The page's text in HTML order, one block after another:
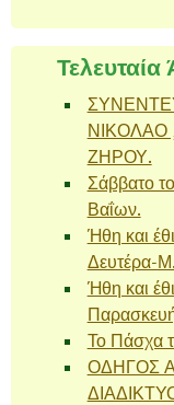
ΖΗΡΟΥ.
Σάββατο
Βαΐων.
Ήθη και
Δευτέρα-
Ήθη και
Το Πάσχα
ΟΔΗΓΟΣ